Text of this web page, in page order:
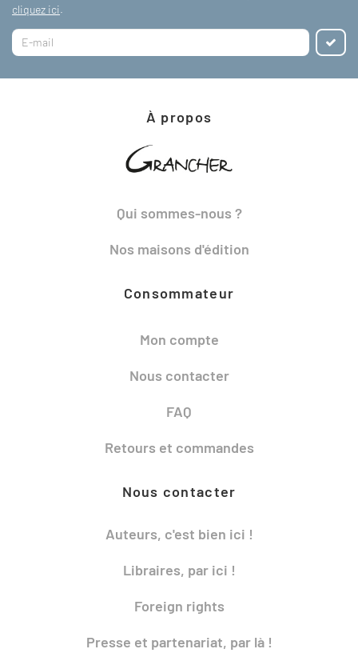
cliquez ici.
À propos
Qui sommes-nous ?
Nos maisons d'édition
Consommateur
Mon compte
Nous contacter
FAQ
Retours et commandes
Nous contacter
Auteurs, c'est bien ici !
Libraires, par ici !
Foreign rights
Presse et partenariat, par là !